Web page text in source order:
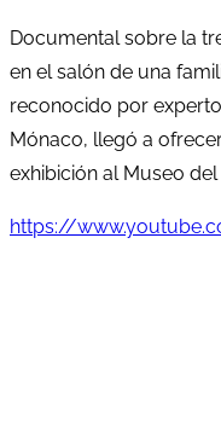
Documental sobre la
en el salón de una
reconocido por
Mónaco, llegó a
exhibición al Museo
https://